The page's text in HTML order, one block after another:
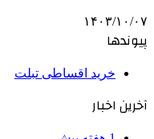
۱۴۰۳/۱۰/۰۷
پیوندها
خرید اقساطی تبلت
آخرین اخبار